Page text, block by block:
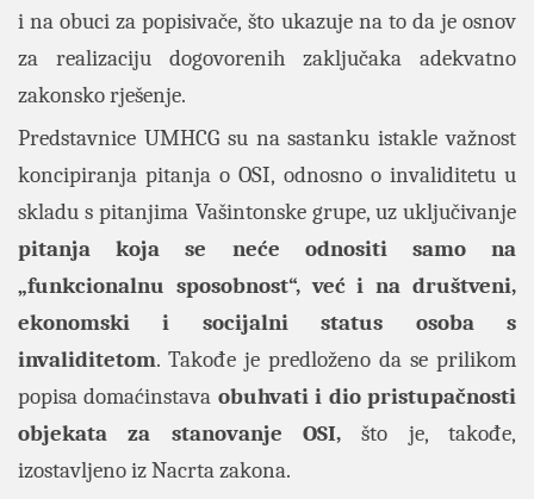
i na obuci za popisivače, što ukazuje na to da je osnov
za realizaciju dogovorenih zaključaka adekvatno
zakonsko rješenje.
Predstavnice UMHCG su na sastanku istakle važnost
koncipiranja pitanja o OSI, odnosno o invaliditetu u
skladu s pitanjima Vašintonske grupe, uz uključivanje
pitanja koja se neće odnositi samo na
„funkcionalnu sposobnost“, već i na društveni,
ekonomski i socijalni status osoba s
invaliditetom. Takođe je predloženo da se prilikom
popisa domaćinstava obuhvati i dio pristupačnosti
objekata za stanovanje OSI, što je, takođe,
izostavljeno iz Nacrta zakona.